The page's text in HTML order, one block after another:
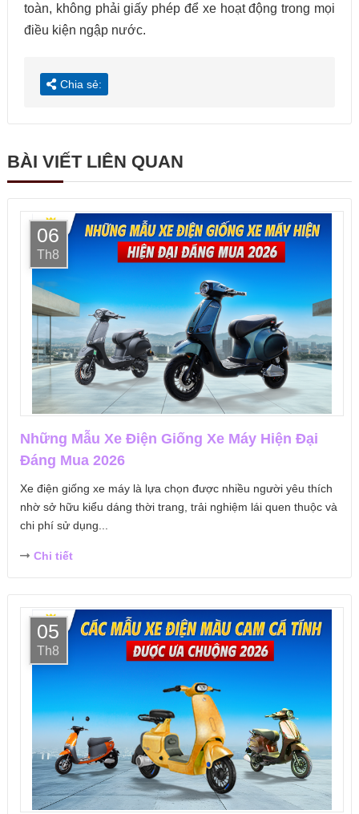
toàn, không phải giấy phép để xe hoạt động trong mọi
điều kiện ngập nước.
Chia sẻ:
BÀI VIẾT LIÊN QUAN
06
Th8
Những Mẫu Xe Điện Giống Xe Máy Hiện Đại
Đáng Mua 2026
Xe điện giống xe máy là lựa chọn được nhiều người yêu thích
nhờ sở hữu kiểu dáng thời trang, trải nghiệm lái quen thuộc và
chi phí sử dụng...
Chi tiết
05
Th8